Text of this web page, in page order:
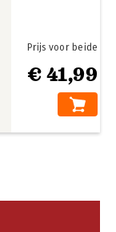
€ 41,99
Prijs voor beide